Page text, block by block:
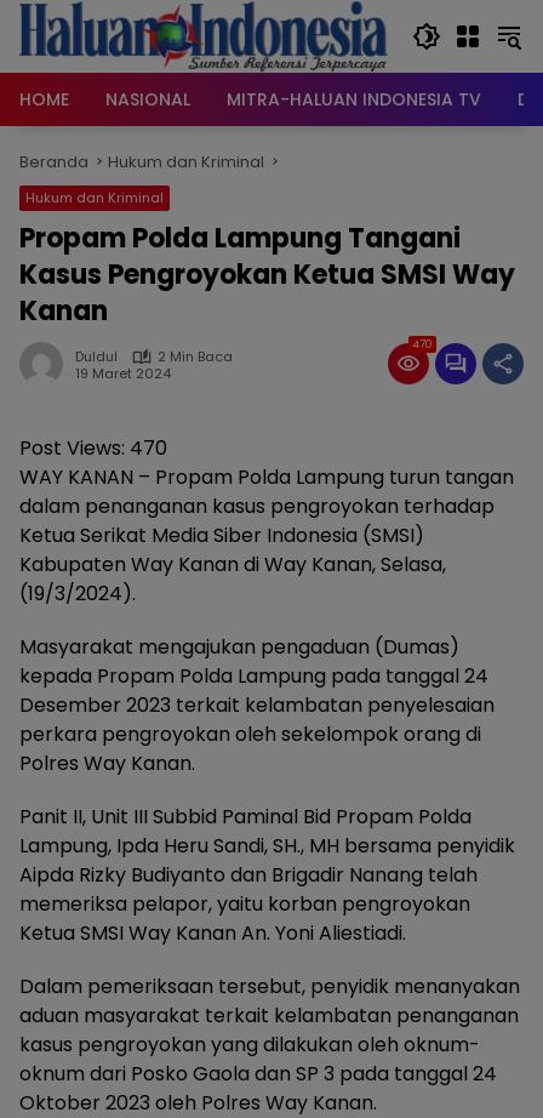
Langsung
konten
HOME
NASIONAL MITRA-HALUAN INDONESIA TV
Beranda Hukum dan Kriminal
Hukum dan Kriminal
Propam Polda Lampung Tangani
Kasus Pengroyokan Ketua SMSI Way
Kanan
Duldul
2 Min Baca
19 Maret 2024
470
Post Views: 470
WAY KANAN – Propam Polda Lampung turun tangan
dalam penanganan kasus pengroyokan terhadap
Ketua Serikat Media Siber Indonesia (SMSI)
Kabupaten Way Kanan di Way Kanan, Selasa,
(19/3/2024).
Masyarakat mengajukan pengaduan (Dumas)
kepada Propam Polda Lampung pada tanggal 24
Desember 2023 terkait kelambatan penyelesaian
perkara pengroyokan oleh sekelompok orang di
Polres Way Kanan.
Panit II, Unit III Subbid Paminal Bid Propam Polda
Lampung, Ipda Heru Sandi, SH., MH bersama penyidik
Aipda Rizky Budiyanto dan Brigadir Nanang telah
memeriksa pelapor, yaitu korban pengroyokan
Ketua SMSI Way Kanan An. Yoni Aliestiadi.
Dalam pemeriksaan tersebut, penyidik menanyakan
aduan masyarakat terkait kelambatan penanganan
kasus pengroyokan yang dilakukan oleh oknum-
oknum dari Posko Gaola dan SP 3 pada tanggal 24
Oktober 2023 oleh Polres Way Kanan.